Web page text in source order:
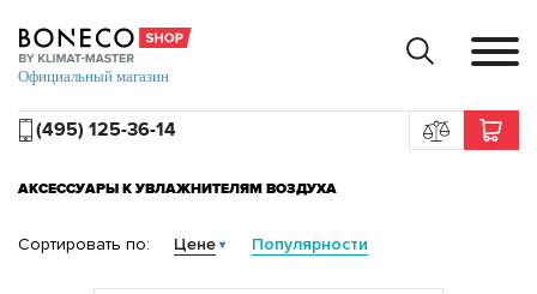
(495) 125-36-14
АКСЕССУАРЫ К УВЛАЖНИТЕЛЯМ ВОЗДУХА
Сортировать по: Цене Популярности